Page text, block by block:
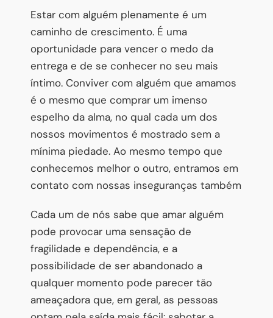
Estar com alguém plenamente é um
caminho de crescimento. É uma
oportunidade para vencer o medo da
entrega e de se conhecer no seu mais
íntimo. Conviver com alguém que amamos
é o mesmo que comprar um imenso
espelho da alma, no qual cada um dos
nossos movimentos é mostrado sem a
mínima piedade. Ao mesmo tempo que
conhecemos melhor o outro, entramos em
contato com nossas inseguranças também
Cada um de nós sabe que amar alguém
pode provocar uma sensação de
fragilidade e dependência, e a
possibilidade de ser abandonado a
qualquer momento pode parecer tão
ameaçadora que, em geral, as pessoas